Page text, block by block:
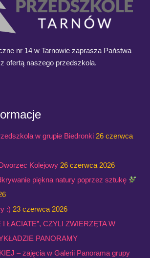
nr 14 w Tarnowie zaprasza Państwa
ofertą naszego przedszkola.
w grupie Biedronki 26 czerwca
Kolejowy 26 czerwca 2026
piękna natury poprzez sztukę
:) 23 czerwca 2026
I ŁACIATE”, CZYLI ZWIERZĘTA W
PANORAMY
– zajęcia w Galerii Panorama grupy